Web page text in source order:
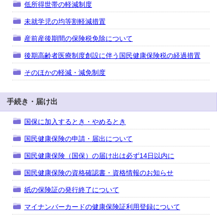
低所得世帯の軽減制度
未就学児の均等割軽減措置
産前産後期間の保険税免除について
後期高齢者医療制度創設に伴う国民健康保険税の経過措置
そのほかの軽減・減免制度
手続き・届け出
国保に加入するとき・やめるとき
国民健康保険の申請・届出について
国民健康保険（国保）の届け出は必ず14日以内に
国民健康保険の資格確認書・資格情報のお知らせ
紙の保険証の発行終了について
マイナンバーカードの健康保険証利用登録について